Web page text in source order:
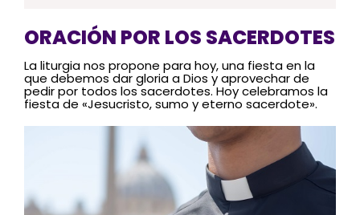
ORACIÓN POR LOS SACERDOTES
La liturgia nos propone para hoy, una fiesta en la
que debemos dar gloria a Dios y aprovechar de
pedir por todos los sacerdotes. Hoy celebramos la
fiesta de «Jesucristo, sumo y eterno sacerdote».